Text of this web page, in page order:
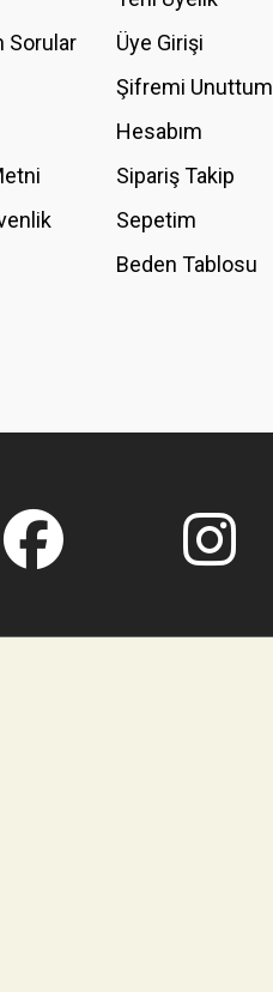
Sorular
Üye Girişi
Şifremi Unuttum
Hesabım
Sipariş Takip
Sepetim
Beden Tablosu